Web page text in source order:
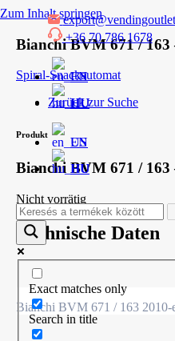
Zum Inhalt springen
+36 70 786 1678
EN
HU
EN
HU
Exact matches only
Search in title
Bianchi BVM 671 /
Spiral-Snackautomat
Zurück zur Suche
Produkt
Bianchi BVM 671 /
Nicht vorrätig
Technische Daten
Bianchi BVM 671 / 163